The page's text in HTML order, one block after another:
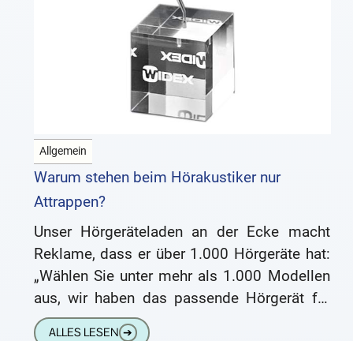
Allgemein
Warum stehen beim Hörakustiker nur
Attrappen?
Unser Hörgeräteladen an der Ecke macht
Reklame, dass er über 1.000 Hörgeräte hat:
„Wählen Sie unter mehr als 1.000 Modellen
aus, wir haben das passende Hörgerät für
Sie.“ Das hört
ALLES LESEN ➔